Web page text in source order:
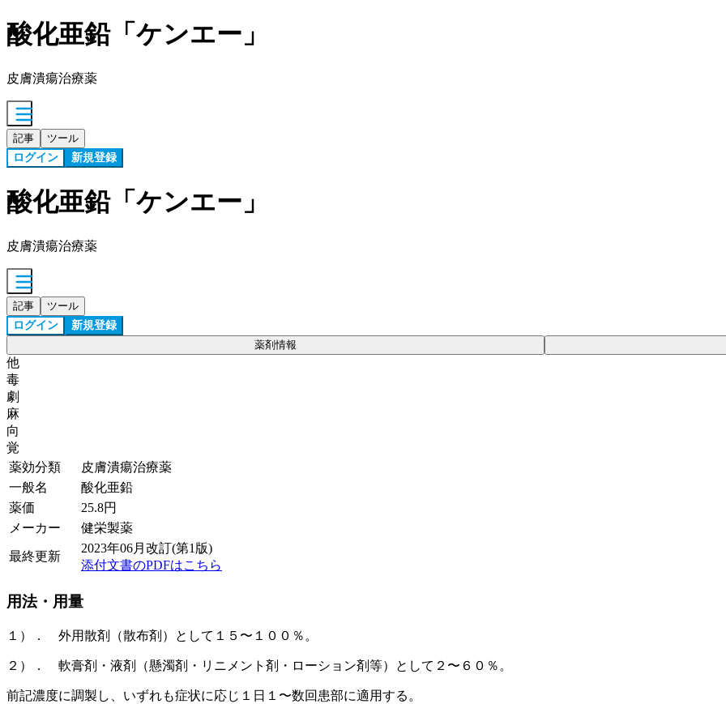
酸化亜鉛「ケンエー」
皮膚潰瘍治療薬
記事 ツール
ログイン 新規登録
酸化亜鉛「ケンエー」
皮膚潰瘍治療薬
記事 ツール
ログイン 新規登録
薬剤情報
他
毒
劇
麻
向
覚
薬効分類
皮膚潰瘍治療薬
一般名
酸化亜鉛
薬価
25.8円
メーカー
健栄製薬
最終更新
2023年06月改訂(第1版)
添付文書のPDFはこちら
用法・用量
１）． 外用散剤（散布剤）として１５〜１００％。
２）． 軟膏剤・液剤（懸濁剤・リニメント剤・ローション剤等）として２〜６０％。
前記濃度に調製し、いずれも症状に応じ１日１〜数回患部に適用する。